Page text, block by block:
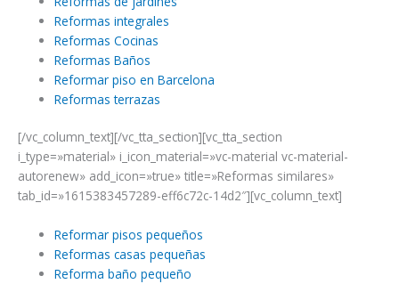
Reformas integrales
Reformas Cocinas
Reformas Baños
Reformar piso en Barcelona
Reformas terrazas
[/vc_column_text][/vc_tta_section][vc_tta_section
i_type=»material» i_icon_material=»vc-material vc-material-
autorenew» add_icon=»true» title=»Reformas similares»
tab_id=»1615383457289-eff6c72c-14d2″][vc_column_text]
Reformar pisos pequeños
Reformas casas pequeñas
Reforma baño pequeño